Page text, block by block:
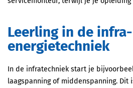
Leerling in de infra- en
energietechniek
In de infratechniek start je
laagspanning of middenspanning. Dit